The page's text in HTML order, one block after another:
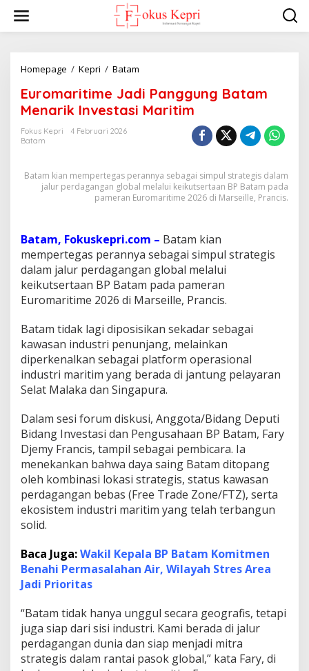
w
Homepage / Kepri / Batam
o
m
i
m
d
i
P
a
n
g
u
n
g
B
a
t
m
M
e
n
a
r
i
k
I
e
s
i
M
a
i
Euromaritime Jadi Panggung Batam
Menarik Investasi Maritim
Fokus Kepri
4 Februari 2026
Batam
Batam kian mempertegas perannya sebagai simpul strategis dalam
jalur perdagangan global melalui keikutsertaan BP Batam pada
pameran Euromaritime 2026 di Marseille, Prancis.
Batam, Fokuskepri.com – Batam kian
mempertegas perannya sebagai simpul strategis
dalam jalur perdagangan global melalui
keikutsertaan BP Batam pada pameran
Euromaritime 2026 di Marseille, Prancis.
Batam tidak lagi diposisikan sekadar sebagai
kawasan industri penunjang, melainkan
diperkenalkan sebagai platform operasional
industri maritim yang berada di jantung pelayaran
Selat Malaka dan Singapura.
Dalam sesi forum diskusi, Anggota/Bidang Deputi
Bidang Investasi dan Pengusahaan BP Batam, Fary
Djemy Francis, tampil sebagai pembicara. Ia
menekankan bahwa daya saing Batam ditopang
oleh kombinasi lokasi strategis, status kawasan
perdagangan bebas (Free Trade Zone/FTZ), serta
ekosistem industri maritim yang telah terbangun
solid.
Baca Juga:Wakil Kepala BP Batam Komitmen
Benahi Permasalahan Air, Wilayah Stres Area
Jadi Prioritas
“Batam tidak hanya unggul secara geografis, tetapi
juga siap dari sisi industri. Kami berada di jalur
perdagangan dunia dan siap menjadi mitra
strategis dalam rantai pasok global,” kata Fary, di